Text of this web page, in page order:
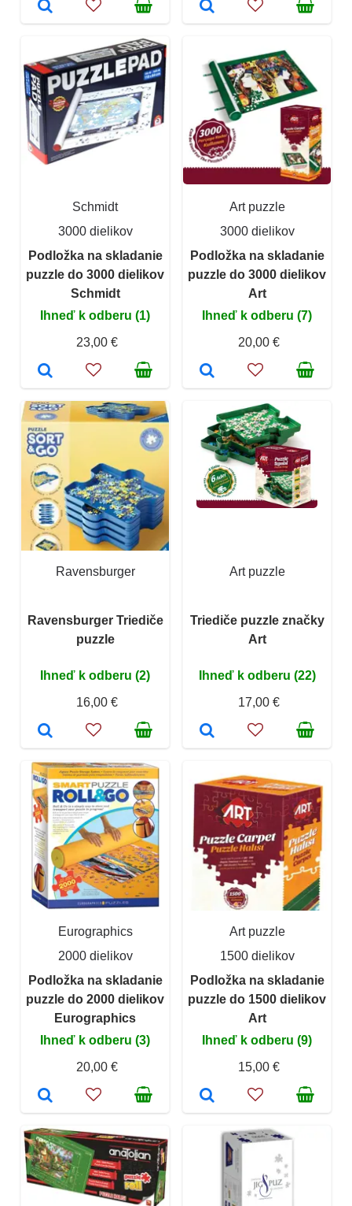
Schmidt
3000 dielikov
Podložka na skladanie
puzzle do 3000 dielikov
Schmidt
Ihneď k odberu (1)
23,00 €
Art puzzle
3000 dielikov
Podložka na skladanie
puzzle do 3000 dielikov
Art
Ihneď k odberu (7)
20,00 €
Ravensburger
Ravensburger Triediče
puzzle
Ihneď k odberu (2)
16,00 €
Art puzzle
Triediče puzzle značky
Art
Ihneď k odberu (22)
17,00 €
Eurographics
2000 dielikov
Podložka na skladanie
puzzle do 2000 dielikov
Eurographics
Ihneď k odberu (3)
20,00 €
Art puzzle
1500 dielikov
Podložka na skladanie
puzzle do 1500 dielikov
Art
Ihneď k odberu (9)
15,00 €